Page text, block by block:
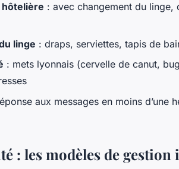
hôtelière : avec changement du linge,
linge : draps, serviettes, tapis de
: mets lyonnais (cervelle de canut,
aux messages en moins d’une
: les modèles de gestion